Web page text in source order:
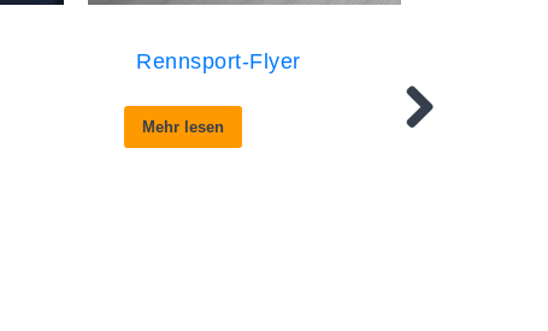
Rennsport-Flyer
Mehr lesen